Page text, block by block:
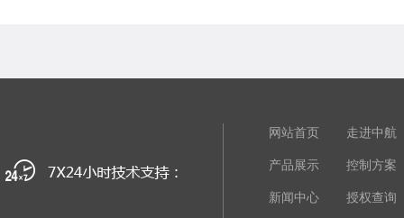
网站首页 走进中航
产品展示 控制方案
新闻中心 授权查询